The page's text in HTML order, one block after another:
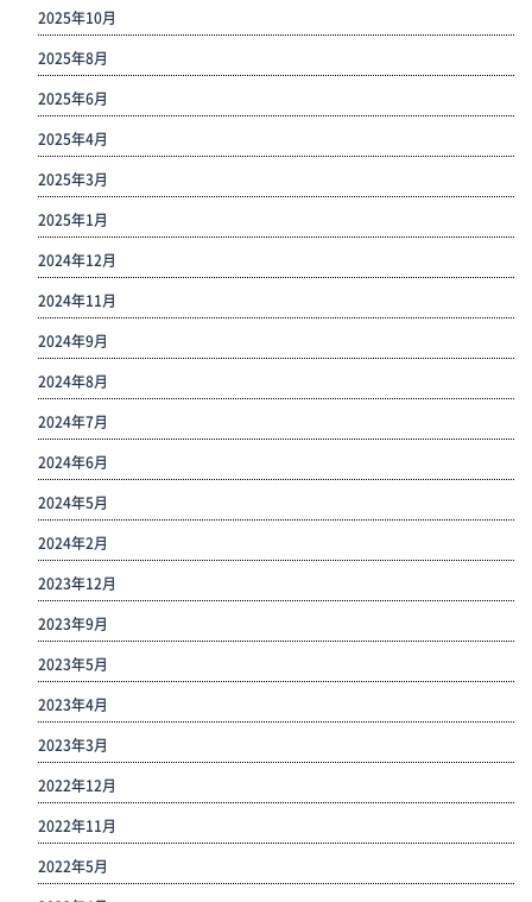
2025年10月
2025年8月
2025年6月
2025年4月
2025年3月
2025年1月
2024年12月
2024年11月
2024年9月
2024年8月
2024年7月
2024年6月
2024年5月
2024年2月
2023年12月
2023年9月
2023年5月
2023年4月
2023年3月
2022年12月
2022年11月
2022年5月